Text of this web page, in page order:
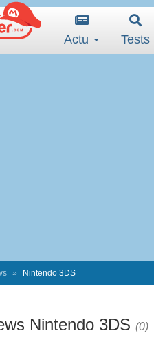
Actu Tests
Nintendo 3DS
Nintendo 3DS (0)